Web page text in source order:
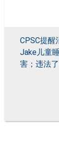
CPSC提醒
Jake儿童
害；违法